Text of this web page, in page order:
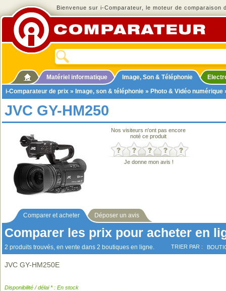
Bienvenue sur i-Comparateur, le moteur de comparaison
Matériel informatique Image, Son & Téléphonie
i-Comparateur de prix » Image, son & téléphonie » Photo & Vidéo numérique
JVC GY-HM250
Nos visiteurs n'ont pas encore
noté ce produit
Je donne mon avis !
Comparer et acheter Déposer un avis
Comparer les prix pour acheter en
2 produits trouvés, en vente dans 2 boutiques en ligne. TRIER PAR :
JVC GY-HM250E
Disponibilité / délai * : En stock